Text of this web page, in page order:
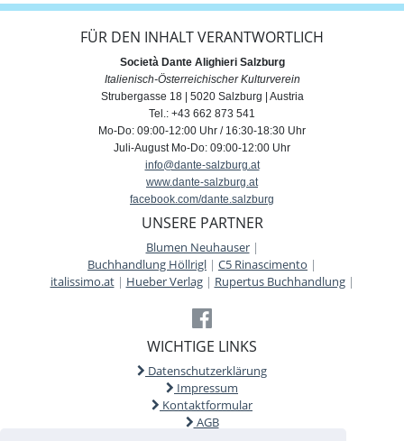
FÜR DEN INHALT VERANTWORTLICH
Società Dante Alighieri Salzburg
Italienisch-Österreichischer Kulturverein
Strubergasse 18 | 5020 Salzburg | Austria
Tel.: +43 662 873 541
Mo-Do: 09:00-12:00 Uhr / 16:30-18:30 Uhr
Juli-August Mo-Do: 09:00-12:00 Uhr
info@dante-salzburg.at
www.dante-salzburg.at
facebook.com/dante.salzburg
UNSERE PARTNER
Blumen Neuhauser|
Buchhandlung Höllrigl | C5 Rinascimento |
italissimo.at| Hueber Verlag| Rupertus Buchhandlung|
WICHTIGE LINKS
Datenschutzerklärung
Impressum
Kontaktformular
AGB